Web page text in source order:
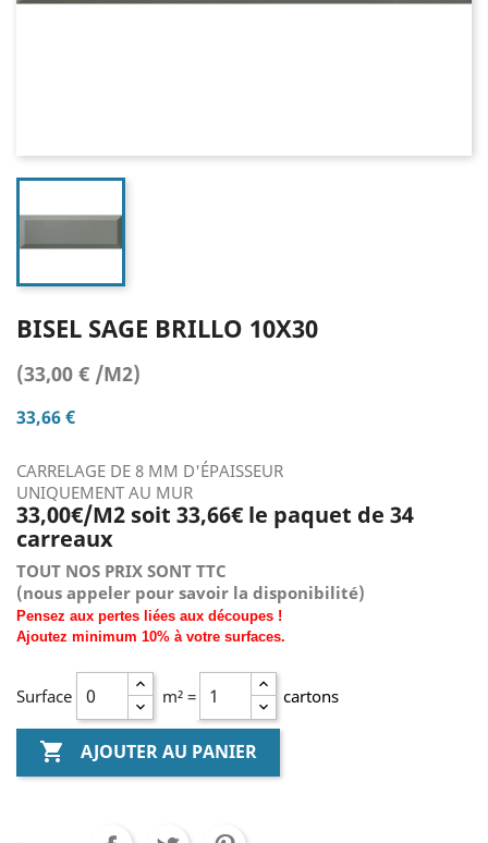
BISEL SAGE BRILLO 10X30
(33,00 € /M2)
33,66 €
CARRELAGE DE 8 MM D'ÉPAISSEUR
UNIQUEMENT AU MUR
33,00€/M2 soit 33,66€ le paquet de 34
carreaux
TOUT NOS PRIX SONT TTC
(nous appeler pour savoir la disponibilité)
Pensez aux pertes liées aux découpes !
Ajoutez minimum 10% à votre surfaces.
Surface m² = cartons
 AJOUTER AU PANIER